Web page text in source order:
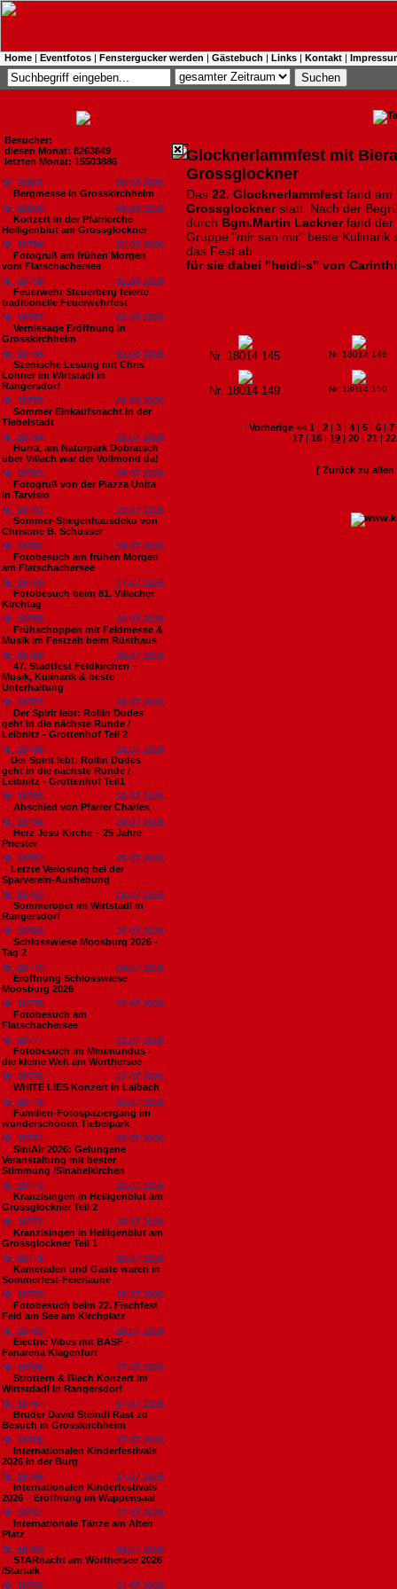
Home | Eventfotos | Fenstergucker werden | Gästebuch | Links | Kontakt |
Besucher:
diesen Monat: 8263849
letzten Monat: 15503886
Nr. 18801
06.08.2026
Bergmesse in Grosskirchheim
Nr. 18800
03.08.2026
Konzert in der Pfarrkirche
Heiligenblut am Grossglockner
Nr. 18799
03.08.2026
Fotogruß am frühen Morgen
vom Flatschachersee
Nr. 18798
02.08.2026
Feuerwehr Steuerberg feierte
traditionelle Feuerwehrfest
Nr. 18797
02.08.2026
Vernissage Eröffnung in
Grosskirchheim
Nr. 18796
02.08.2026
Szenische Lesung mit Chris
Lohner im Wirtstadl in
Rangersdorf
Nr. 18795
01.08.2026
Sommer Einkaufsnacht in der
Tiebelstadt
Nr. 18794
29.07.2026
Hurra, am Naturpark Dobratsch
über Villach war der Vollmond da!
Nr. 18793
29.07.2026
Fotogruß von der Piazza Unita
in Tarvisio
Nr. 18792
29.07.2026
Sommer-Stiegenhausdeko von
Christine B. Schusser
Nr. 18791
29.07.2026
Fotobesuch am frühen Morgen
am Flatschachersee
Nr. 18790
27.07.2026
Fotobesuch beim 81. Villacher
Kirchtag
Nr. 18789
26.07.2026
Frühschoppen mit Feldmesse &
Musik im Festzelt beim Rüsthaus
Nr. 18788
26.07.2026
47. Stadtfest Feldkirchen –
Musik, Kulinarik & beste
Unterhaltung
Nr. 18787
26.07.2026
Der Spirit lebt: Rollin Dudes
geht in die nächste Runde /
Leibnitz - Grottenhof Teil 2
Nr. 18786
26.07.2026
​Der Spirit lebt: Rollin Dudes
geht in die nächste Runde /
Leibnitz - Grottenhof Teil1
Nr. 18785
26.07.2026
Abschied von Pfarrer Charles
Nr. 18784
26.07.2026
Herz Jesu Kirche – 25 Jahre
Priester
Nr. 18783
25.07.2026
​Letzte Verlosung bei der
Sparverein-Aushebung
Nr. 18782
25.07.2026
Sommeroper im Wirtstadl in
Rangersdorf
Nr. 18780
25.07.2026
Schlosswiese Moosburg 2026 -
Tag 2
Nr. 18779
24.07.2026
Eröffnung Schlosswiese
Moosburg 2026
Nr. 18778
23.07.2026
Fotobesuch am
Flatschachersee
Nr. 18777
23.07.2026
Fotobesuch im Minimundus -
die kleine Welt am Wörthersee
Nr. 18776
22.07.2026
WHITE LIES Konzert in Laibach
Nr. 18775
20.07.2026
Familien-Fotospaziergang im
wunderschönen Tiebelpark
Nr. 18774
20.07.2026
SiniAir 2026: Gelungene
Veranstaltung mit bester
Stimmung /Sinabelkirchen
Nr. 18773
19.07.2026
Kranzlsingen in Heiligenblut am
Grossglockner Teil 2
Nr. 18772
19.07.2026
Kranzlsingen in Heiligenblut am
Grossglockner Teil 1
Nr. 18771
19.07.2026
Kameraden und Gäste waren in
Sommerfest-Feierlaune
Nr. 18770
18.07.2026
Fotobesuch beim 22. Fischfest
Feld am See am Kirchplatz
Nr. 18769
18.07.2026
Electric Vibes mit BASF -
Fanarena Klagenfurt
Nr. 18768
17.07.2026
Strottern & Blech Konzert im
Wirtstdadl in Rangersdorf
Nr. 18767
17.07.2026
Bruder David Steindl Rast zu
Besuch in Grosskirchheim
Nr. 18766
17.07.2026
Internationalen Kinderfestivals
2026 in der Burg
Nr. 18765
17.07.2026
Internationalen Kinderfestivals
2026 – Eröffnung im Wappensaal
Nr. 18764
17.07.2026
Internationale Tänze am Alten
Platz
Nr. 18763
14.07.2026
STARnacht am Wörthersee 2026
/Startalk
Nr. 18762
14.07.2026
Glocknerlammfest mit
Grossglockner
Das 22. Glocknerlammfest fand am
Grossglocknerstatt. Nach der
durch Bgm.Martin Lacknerfand der
Gruppe "mir san mir" beste Kulinarik
das Fest ab.
für sie dabei "heidi-s" von
Nr. 18014 145 Nr. 18014 146
Nr. 18014 149 Nr. 18014 150
: Vorherige << 1 | 2 | 3 | 4 | 5 | 6 | 7
17 |18 |19 |20 |21 |22
[ Zurück zu